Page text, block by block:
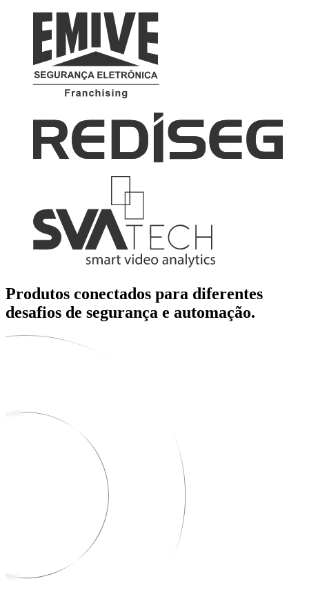
Produtos conectados para diferentes
desafios de segurança e automação.